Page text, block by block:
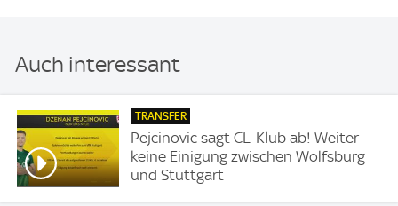
Auch interessant
TRANSFER
Pejcinovic sagt CL-Klub ab! Weiter
keine Einigung zwischen Wolfsburg
und Stuttgart